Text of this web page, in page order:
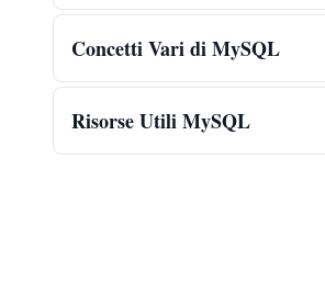
Concetti Vari di MySQL
Risorse Utili MySQL